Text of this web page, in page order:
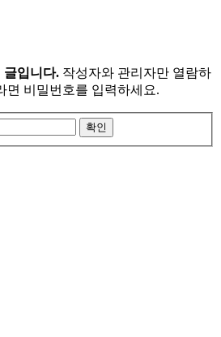
글입니다. 작성자와 관리자만 열람하
면 비밀번호를 입력하세요.